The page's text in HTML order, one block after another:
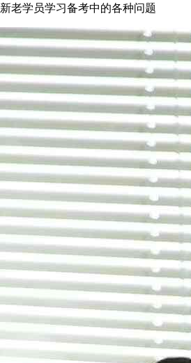
新老学员学习备考中的各种问题